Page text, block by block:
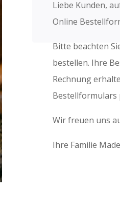
Liebe Kunden,
Online
Bitte beachten
bestellen. Ihre
Rechnung
Bestellformulars
Wir freuen uns
Ihre Familie